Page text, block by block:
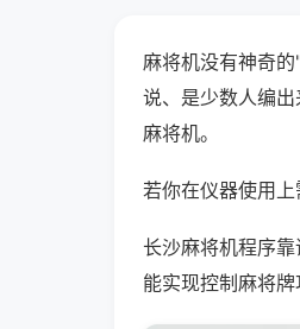
麻将机没有神奇
说、是少数人编
麻将机。
若你在仪器使用
长沙麻将机程序
能实现控制麻将牌